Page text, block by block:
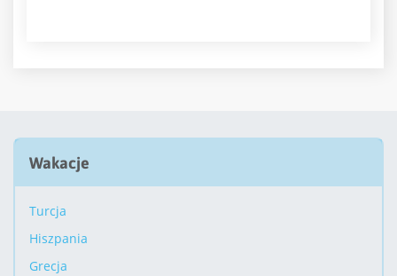
Wakacje
Turcja
Hiszpania
Grecja